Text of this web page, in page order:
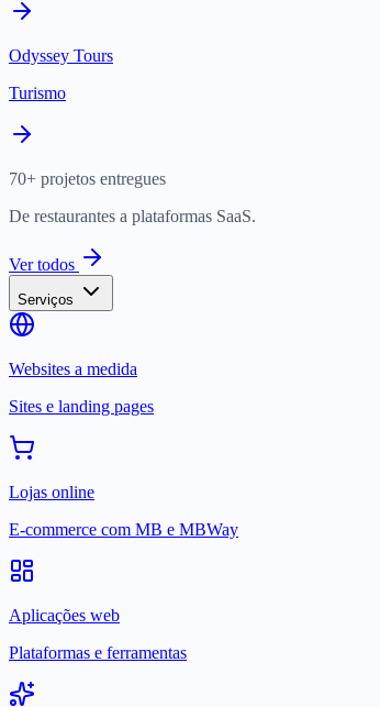
Odyssey Tours
Turismo
70+ projetos entregues
De restaurantes a plataformas SaaS.
Ver todos
Serviços
Websites a medida
Sites e landing pages
Lojas online
E-commerce com MB e MBWay
Aplicações web
Plataformas e ferramentas